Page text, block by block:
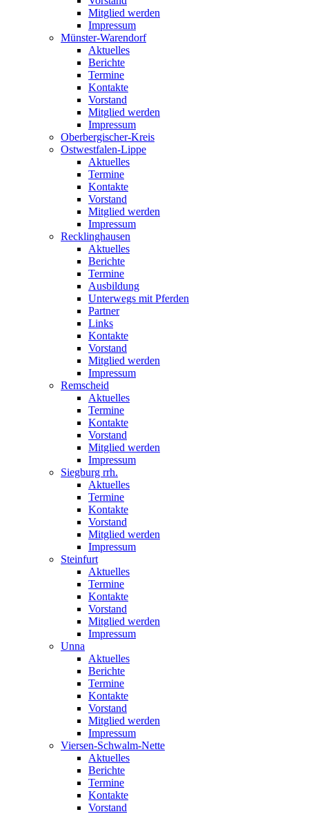
Mitglied werden
Impressum
Münster-Warendorf
Aktuelles
Berichte
Termine
Kontakte
Vorstand
Mitglied werden
Impressum
Oberbergischer-Kreis
Ostwestfalen-Lippe
Aktuelles
Termine
Kontakte
Vorstand
Mitglied werden
Impressum
Recklinghausen
Aktuelles
Berichte
Termine
Ausbildung
Unterwegs mit Pferden
Partner
Links
Kontakte
Vorstand
Mitglied werden
Impressum
Remscheid
Aktuelles
Termine
Kontakte
Vorstand
Mitglied werden
Impressum
Siegburg rrh.
Aktuelles
Termine
Kontakte
Vorstand
Mitglied werden
Impressum
Steinfurt
Aktuelles
Termine
Kontakte
Vorstand
Mitglied werden
Impressum
Unna
Aktuelles
Berichte
Termine
Kontakte
Vorstand
Mitglied werden
Impressum
Viersen-Schwalm-Nette
Aktuelles
Berichte
Termine
Kontakte
Vorstand